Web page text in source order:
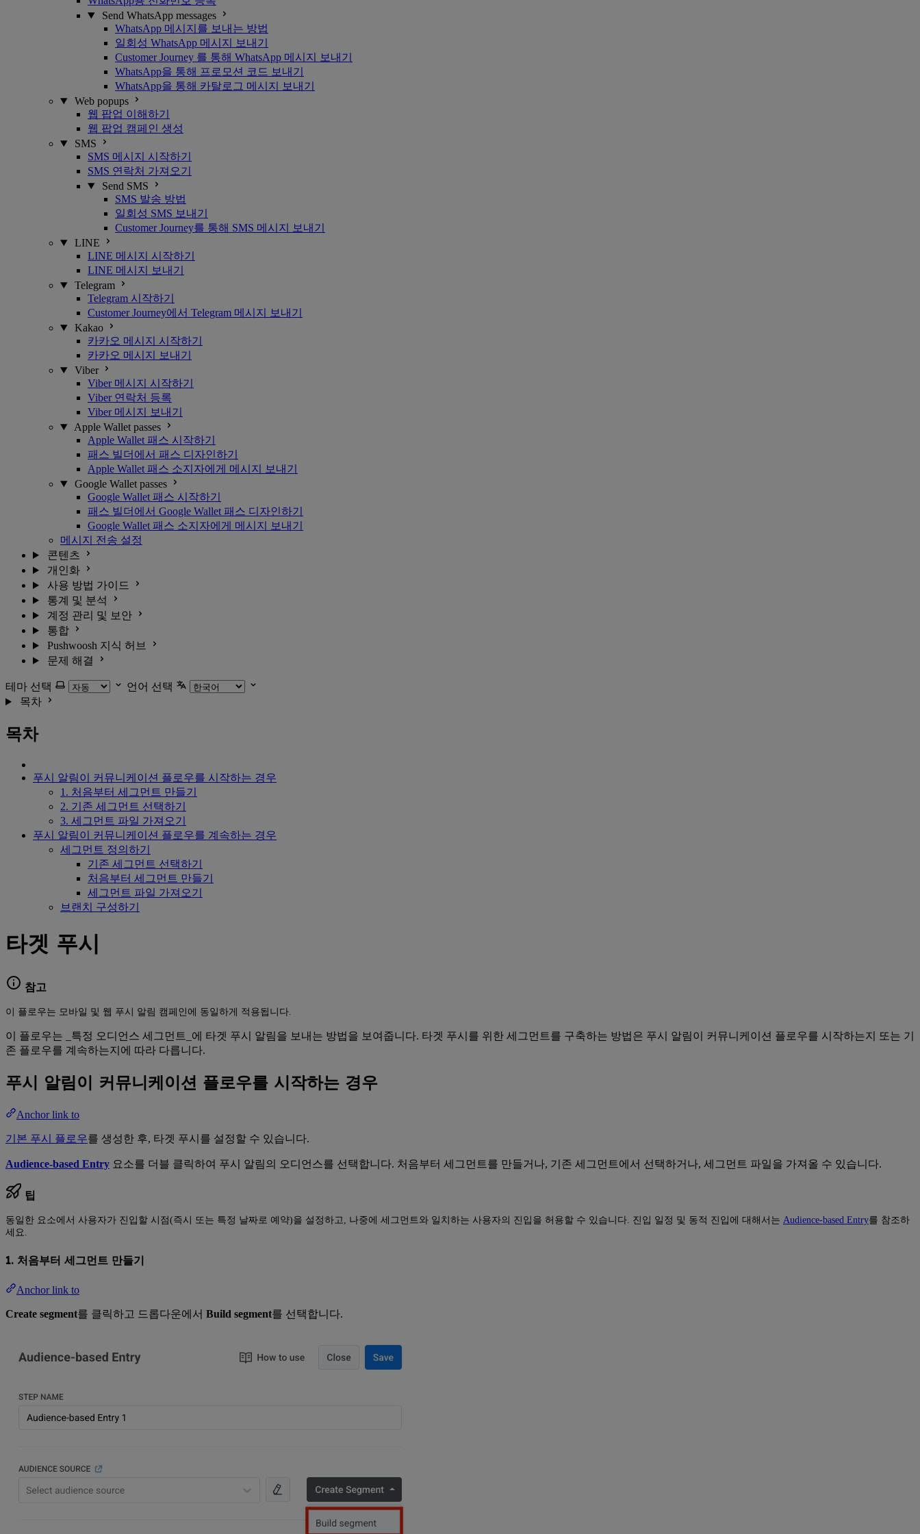
Send WhatsApp messages
WhatsApp 메시지를 보내는 방법
일회성 WhatsApp 메시지 보내기
Customer Journey 를 통해 WhatsApp 메시지 보내기
WhatsApp을 통해 프로모션 코드 보내기
WhatsApp을 통해 카탈로그 메시지 보내기
Web popups
웹 팝업 이해하기
웹 팝업 캠페인 생성
SMS
SMS 메시지 시작하기
SMS 연락처 가져오기
Send SMS
SMS 발송 방법
일회성 SMS 보내기
Customer Journey를 통해 SMS 메시지 보내기
LINE
LINE 메시지 시작하기
LINE 메시지 보내기
Telegram
Telegram 시작하기
Customer Journey에서 Telegram 메시지 보내기
Kakao
카카오 메시지 시작하기
카카오 메시지 보내기
Viber
Viber 메시지 시작하기
Viber 연락처 등록
Viber 메시지 보내기
Apple Wallet passes
Apple Wallet 패스 시작하기
패스 빌더에서 패스 디자인하기
Apple Wallet 패스 소지자에게 메시지 보내기
Google Wallet passes
Google Wallet 패스 시작하기
패스 빌더에서 Google Wallet 패스 디자인하기
Google Wallet 패스 소지자에게 메시지 보내기
메시지 전송 설정
콘텐츠
개인화
사용 방법 가이드
통계 및 분석
계정 관리 및 보안
통합
Pushwoosh 지식 허브
문제 해결
테마 선택
언어 선택
목차
목차
푸시 알림이 커뮤니케이션 플로우를 시작하는 경우
1. 처음부터 세그먼트 만들기
2. 기존 세그먼트 선택하기
3. 세그먼트 파일 가져오기
푸시 알림이 커뮤니케이션 플로우를 계속하는 경우
세그먼트 정의하기
기존 세그먼트 선택하기
처음부터 세그먼트 만들기
세그먼트 파일 가져오기
브랜치 구성하기
타겟 푸시
참고
이 플로우는 모바일 및 웹 푸시 알림 캠페인에 동일하게 적용됩니다.
이 플로우는 _특정 오디언스 세그먼트_에 타겟 푸시 알림을 보내는 방법을 보여줍니다. 타겟 푸시를 위한 세그먼트를 구축하는 방법은 푸시 알림이 커뮤니케이션 플로우를 시작하는지 또는 기
존 플로우를 계속하는지에 따라 다릅니다.
푸시 알림이 커뮤니케이션 플로우를 시작하는 경우
Anchor link to
기본 푸시 플로우를 생성한 후, 타겟 푸시를 설정할 수 있습니다.
Audience-based Entry 요소를 더블 클릭하여 푸시 알림의 오디언스를 선택합니다. 처음부터 세그먼트를 만들거나, 기존 세그먼트에서 선택하거나, 세그먼트 파일을 가져올 수 있습니다.
팁
동일한 요소에서 사용자가 진입할 시점(즉시 또는 특정 날짜로 예약)을 설정하고, 나중에 세그먼트와 일치하는 사용자의 진입을 허용할 수 있습니다. 진입 일정 및 동적 진입에 대해서는 Audience-based Entry를 참조하
세요.
1. 처음부터 세그먼트 만들기
Anchor link to
Create segment를 클릭하고 드롭다운에서 Build segment를 선택합니다.